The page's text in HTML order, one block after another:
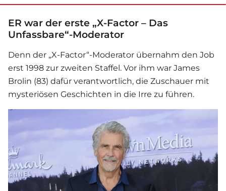
ER war der erste „X-Factor – Das
Unfassbare“-Moderator
Denn der „X-Factor“-Moderator übernahm den Job
erst 1998 zur zweiten Staffel. Vor ihm war James
Brolin (83) dafür verantwortlich, die Zuschauer mit
mysteriösen Geschichten in die Irre zu führen.